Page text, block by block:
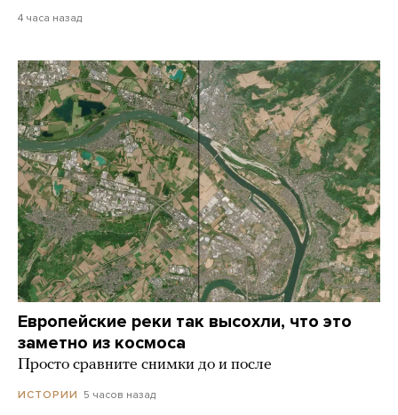
4 часа назад
Европейские реки так высохли, что это
заметно из космоса
Просто сравните снимки до и после
ИСТОРИИ 5 часов назад